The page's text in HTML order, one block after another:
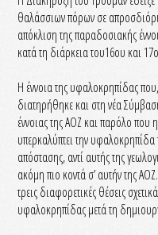
θαλάσσιων πόρων σε
απόκλιση της παραδοσιακής
κατά τη διάρκεια του16ου και
Η έννοια της υφαλοκρηπίδας
διατηρήθηκε και στη νέα
έννοιας της ΑΟΖ και παρόλο
υπερκαλύπτει την υφαλοκρηπίδα
απόστασης, αντί αυτής της
ακόμη πιο κοντά σ’ αυτήν της
τρεις διαφορετικές θέσεις
υφαλοκρηπίδας μετά τη